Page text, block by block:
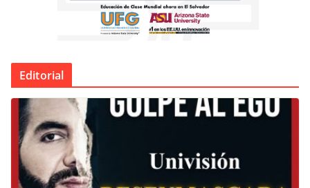
Editorial